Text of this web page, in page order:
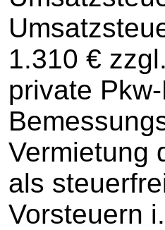
1.310 €
private
Vermietung
als
Vorsteuern